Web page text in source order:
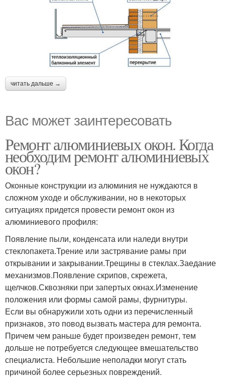
читать дальше →
Вас может заинтересовать
Ремонт алюминиевых окон. Когда
необходим ремонт алюминиевых
окон?
Оконные конструкции из алюминия не нуждаются в
сложном уходе и обслуживании, но в некоторых
ситуациях придется провести ремонт окон из
алюминиевого профиля:
Появление пыли, конденсата или наледи внутри
стеклопакета.Трение или застрявание рамы при
открывании и закрывании.Трещины в стеклах.Заедание
механизмов.Появление скрипов, скрежета,
щелчков.Сквозняки при запертых окнах.Изменение
положения или формы самой рамы, фурнитуры.
Если вы обнаружили хоть одни из перечисленный
признаков, это повод вызвать мастера для ремонта.
Причем чем раньше будет произведен ремонт, тем
дольше не потребуется следующее вмешательство
специалиста. Небольшие неполадки могут стать
причиной более серьезных повреждений.